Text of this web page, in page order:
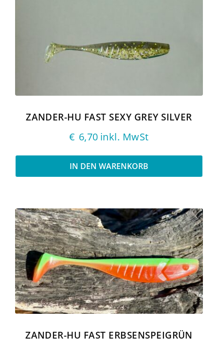
ZANDER-HU FAST SEXY GREY SILVER
€ 6,70 inkl. MwSt
IN DEN WARENKORB
ZANDER-HU FAST ERBSENSPEIGRÜN